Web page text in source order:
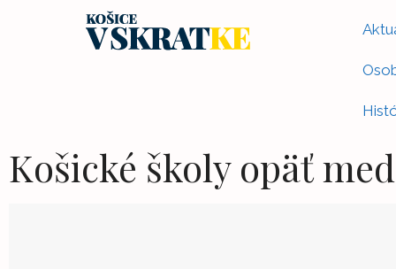
Košické školy opäť